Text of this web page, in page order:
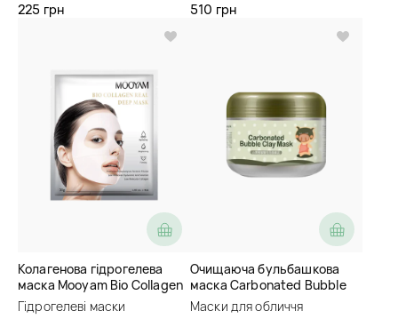
225 грн
510 грн
Колагенова гідрогелева
маска Mooyam Bio Collagen
Real Deep Mask
Гідрогелеві маски
Очищаюча бульбашкова
маска Carbonated Bubble
Clay Mask
Маски для обличчя